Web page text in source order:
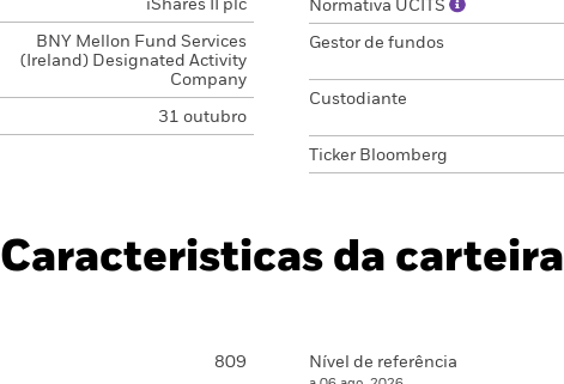
iShares II plc
BNY Mellon Fund Services
(Ireland) Designated Activity
Company
31 outubro
Normativa UCITS
Gestor de fundos
Custodiante
Ticker Bloomberg
Caracteristicas da carteira
809 Nível de referência